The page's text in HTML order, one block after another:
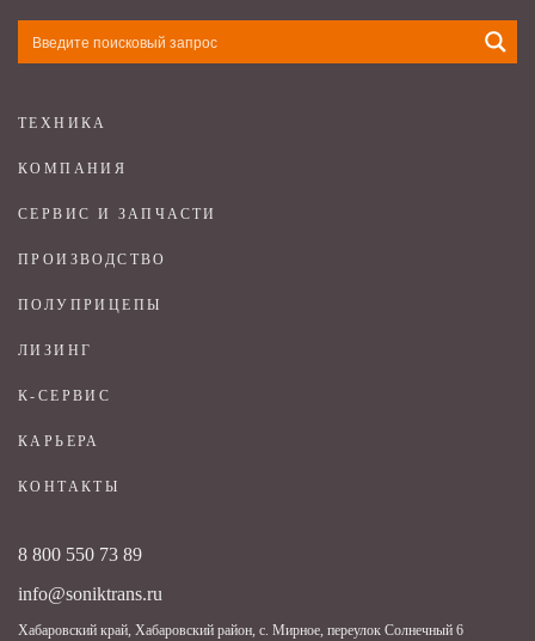
8 800 550 73 89
info@soniktrans.ru
Хабаровский край, Хабаровский район, с. Мирное, переулок Солнечный 6
ТЕХНИКА
КОМПАНИЯ
СЕРВИС И ЗАПЧАСТИ
ПРОИЗВОДСТВО
ПОЛУПРИЦЕПЫ
ЛИЗИНГ
К-СЕРВИС
КАРЬЕРА
КОНТАКТЫ